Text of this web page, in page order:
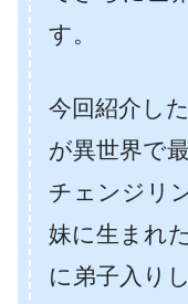
す。
今回紹介し
が異世界で
チェンジリ
妹に生まれ
に弟子入り